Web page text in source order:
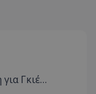
Γκιέ…